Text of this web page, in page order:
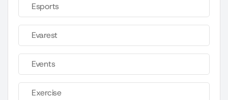
Esports
Evarest
Events
Exercise